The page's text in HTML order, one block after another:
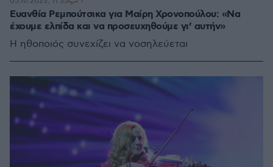
Ευανθία Ρεμπούτσικα για Μαίρη Χρονοπούλου: «Να
έχουμε ελπίδα και να προσευχηθούμε γι’ αυτήν»
Η ηθοποιός συνεχίζει να νοσηλεύεται